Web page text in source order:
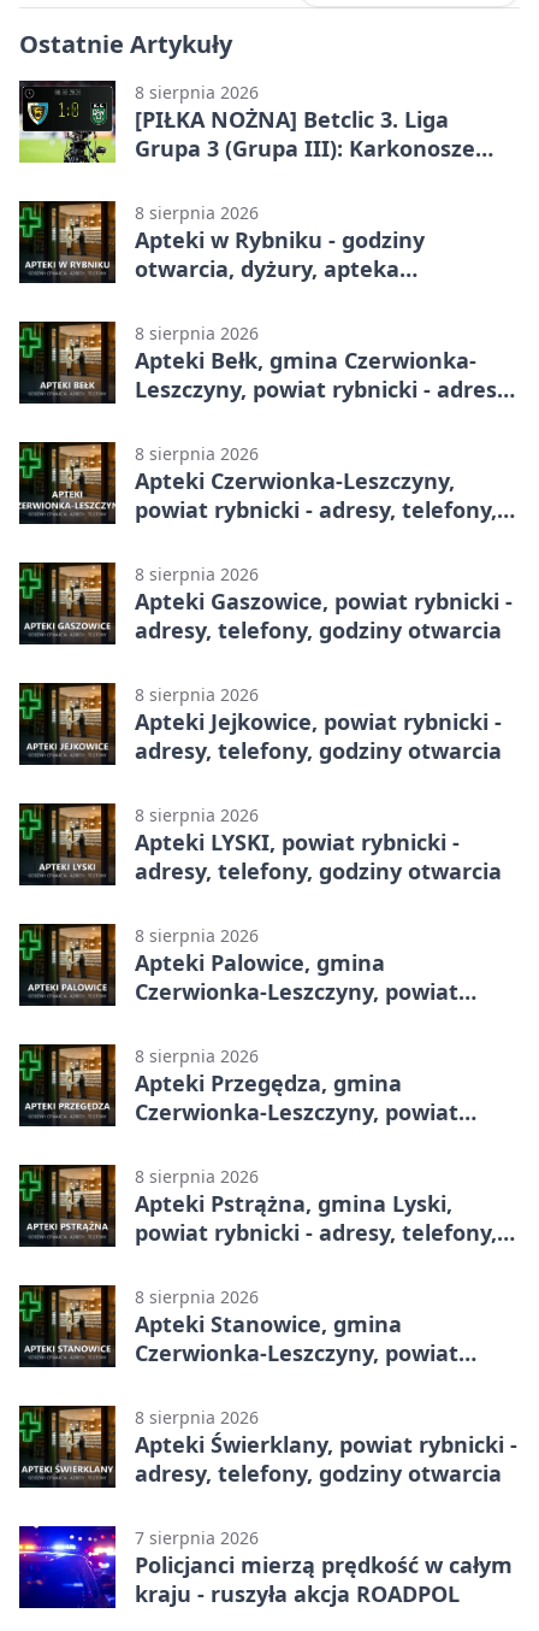
Ostatnie Artykuły
8 sierpnia 2026
[PIŁKA NOŻNA] Betclic 3. Liga
Grupa 3 (Grupa III): Karkonosze
8 sierpnia 2026
Apteki w Rybniku - godziny
otwarcia, dyżury, apteka
8 sierpnia 2026
Apteki Bełk, gmina Czerwionka-
Leszczyny, powiat rybnicki - adresy,
8 sierpnia 2026
Apteki Czerwionka-Leszczyny,
powiat rybnicki - adresy, telefony,
8 sierpnia 2026
Apteki Gaszowice, powiat rybnicki -
adresy, telefony, godziny otwarcia
8 sierpnia 2026
Apteki Jejkowice, powiat rybnicki -
adresy, telefony, godziny otwarcia
8 sierpnia 2026
Apteki LYSKI, powiat rybnicki -
adresy, telefony, godziny otwarcia
8 sierpnia 2026
Apteki Palowice, gmina
Czerwionka-Leszczyny, powiat
otwarcia
8 sierpnia 2026
Apteki Przegędza, gmina
Czerwionka-Leszczyny, powiat
otwarcia
8 sierpnia 2026
Apteki Pstrążna, gmina Lyski,
powiat rybnicki - adresy, telefony,
8 sierpnia 2026
Apteki Stanowice, gmina
Czerwionka-Leszczyny, powiat
otwarcia
8 sierpnia 2026
Apteki Świerklany, powiat rybnicki -
adresy, telefony, godziny otwarcia
7 sierpnia 2026
Policjanci mierzą prędkość w całym
kraju - ruszyła akcja ROADPOL